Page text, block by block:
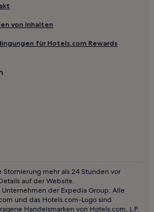
von Inhalten
für Hotels.com Rewards
mehr als 24 Stunden vor
auf der Website.
der Expedia Group. Alle
und das Hotels.com-Logo sind
Handelsmarken von Hotels.com, L.P.